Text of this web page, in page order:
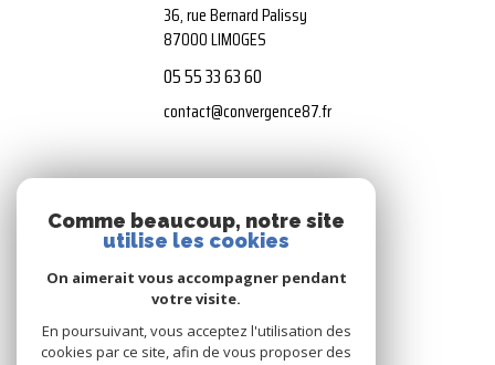
36, rue Bernard Palissy
87000LIMOGES
05 55 33 63 60
contact@convergence87.fr
Nous suivre
Comme beaucoup, notre site
utilise les cookies
On aimerait vous accompagner pendant
votre visite.
En poursuivant, vous acceptez l'utilisation des
cookies par ce site, afin de vous proposer des